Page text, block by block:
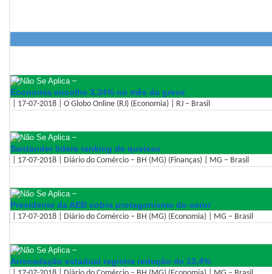
–
Economia encolhe 3,34% no mês da greve
| 17-07-2018 | O Globo Online (RJ) (Economia) | RJ – Brasil
–
Santander lidera ranking de queixas
| 17-07-2018 | Diário do Comércio – BH (MG) (Finanças) | MG – Brasil
–
Presidente da AEB cobra protagonismo do setor
| 17-07-2018 | Diário do Comércio – BH (MG) (Economia) | MG – Brasil
–
Arrecadação estadual registra redução de 13,4%